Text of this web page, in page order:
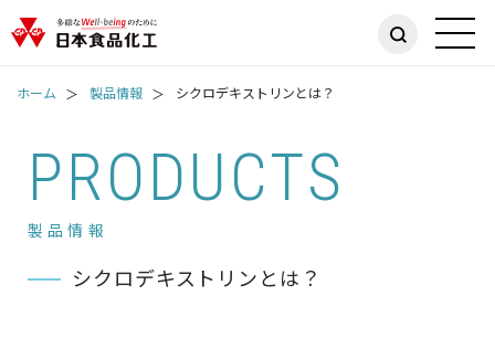
ホーム 製品情報 シクロデキストリンとは？
PRODUCTS
製品情報
シクロデキストリンとは？